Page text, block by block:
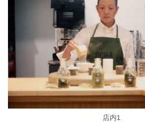
店内1